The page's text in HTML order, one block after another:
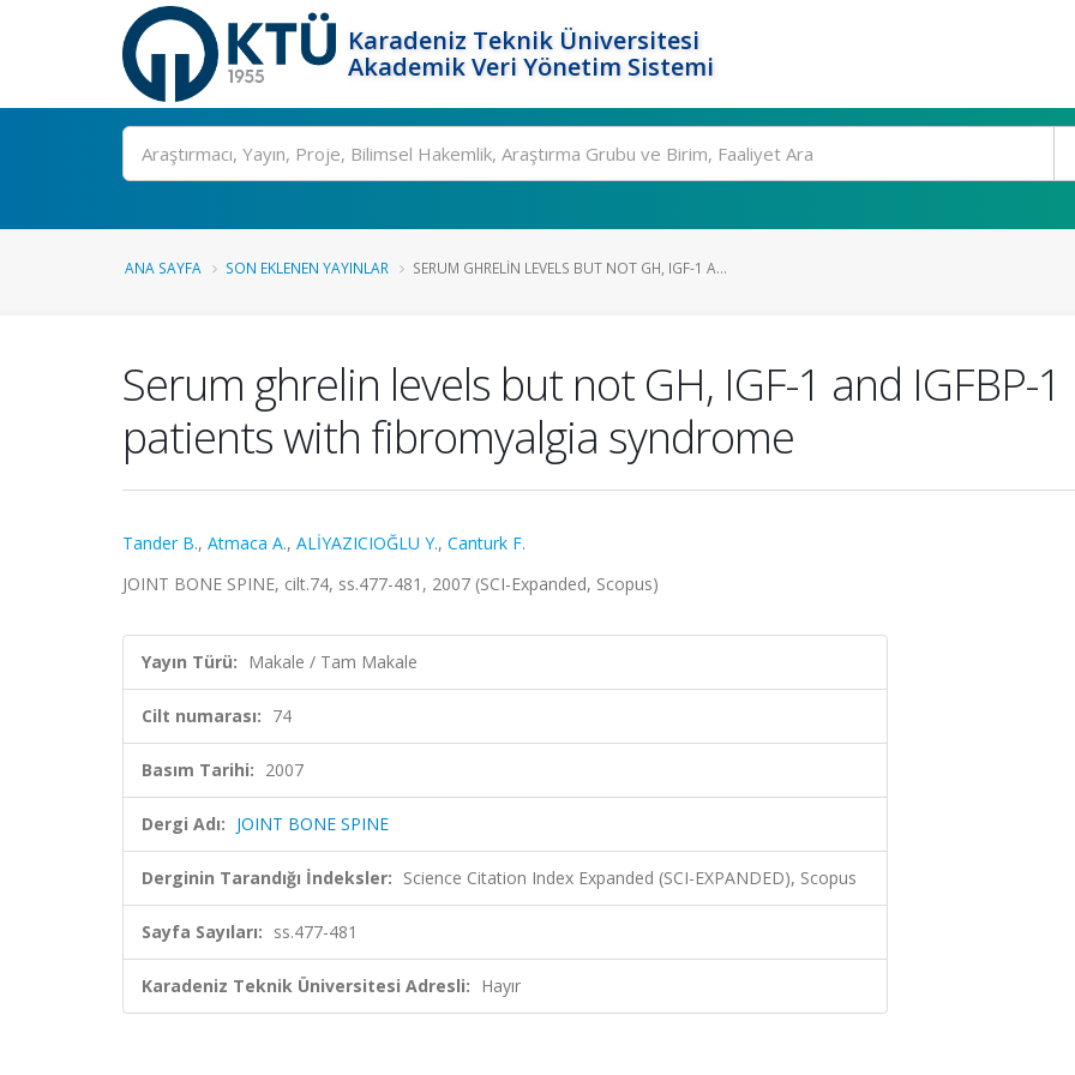
Karadeniz Teknik Üniversitesi
Akademik Veri Yönetim Sistemi
Ara
ANA SAYFA SON EKLENEN YAYINLAR SERUM GHRELIN LEVELS BUT NOT GH, IGF-1 A...
Serum ghrelin levels but not GH, IGF-1 and IGFBP-
patients with fibromyalgia syndrome
Tander B., Atmaca A., ALİYAZICIOĞLU Y., Canturk F.
JOINT BONE SPINE, cilt.74, ss.477-481, 2007 (SCI-Expanded, Scopus)
Yayın Türü: Makale / Tam Makale
Cilt numarası: 74
Basım Tarihi: 2007
Dergi Adı: JOINT BONE SPINE
Derginin Tarandığı İndeksler: Science Citation Index Expanded (SCI-EXPANDED), Scopus
Sayfa Sayıları: ss.477-481
Karadeniz Teknik Üniversitesi Adresli: Hayır